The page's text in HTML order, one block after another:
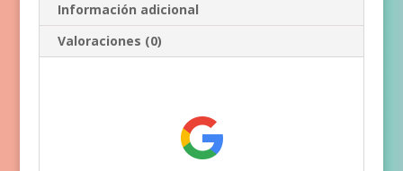
Información adicional
Valoraciones (0)